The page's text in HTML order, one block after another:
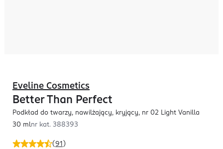
(91 )
Eveline Cosmetics
Better Than Perfect
Podkład do twarzy, nawilżający, kryjący, nr 02 Light Vanilla
30 mlnr kat. 388393